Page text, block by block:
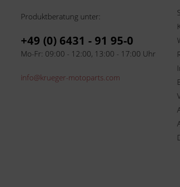
Produktberatung unter:
+49 (0) 6431 - 91 95-0
Mo-Fr: 09:00 - 12:00, 13:00 - 17:00 Uhr
info@krueger-motoparts.com